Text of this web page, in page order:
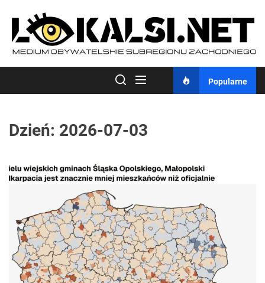
content
Popularne
Dzień: 2026-07-03